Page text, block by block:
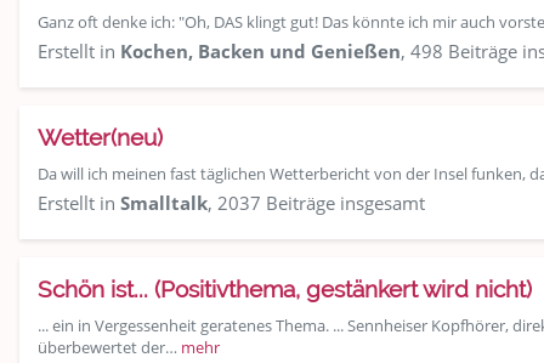
Ganz oft denke ich: "Oh, DAS klingt gut! Das könnte ich mir auch
Erstellt in Kochen, Backen und Genießen, 498 Beiträge
Wetter(neu)
Da will ich meinen fast täglichen Wetterbericht von der Insel funken,
Erstellt in Smalltalk, 2037 Beiträge insgesamt
Schön ist... (Positivthema, gestänkert wird nicht)
... ein in Vergessenheit geratenes Thema. ... Sennheiser Kopfhörer,
überbewertet der… mehr